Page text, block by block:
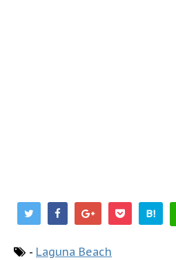
B!
- Laguna Beach